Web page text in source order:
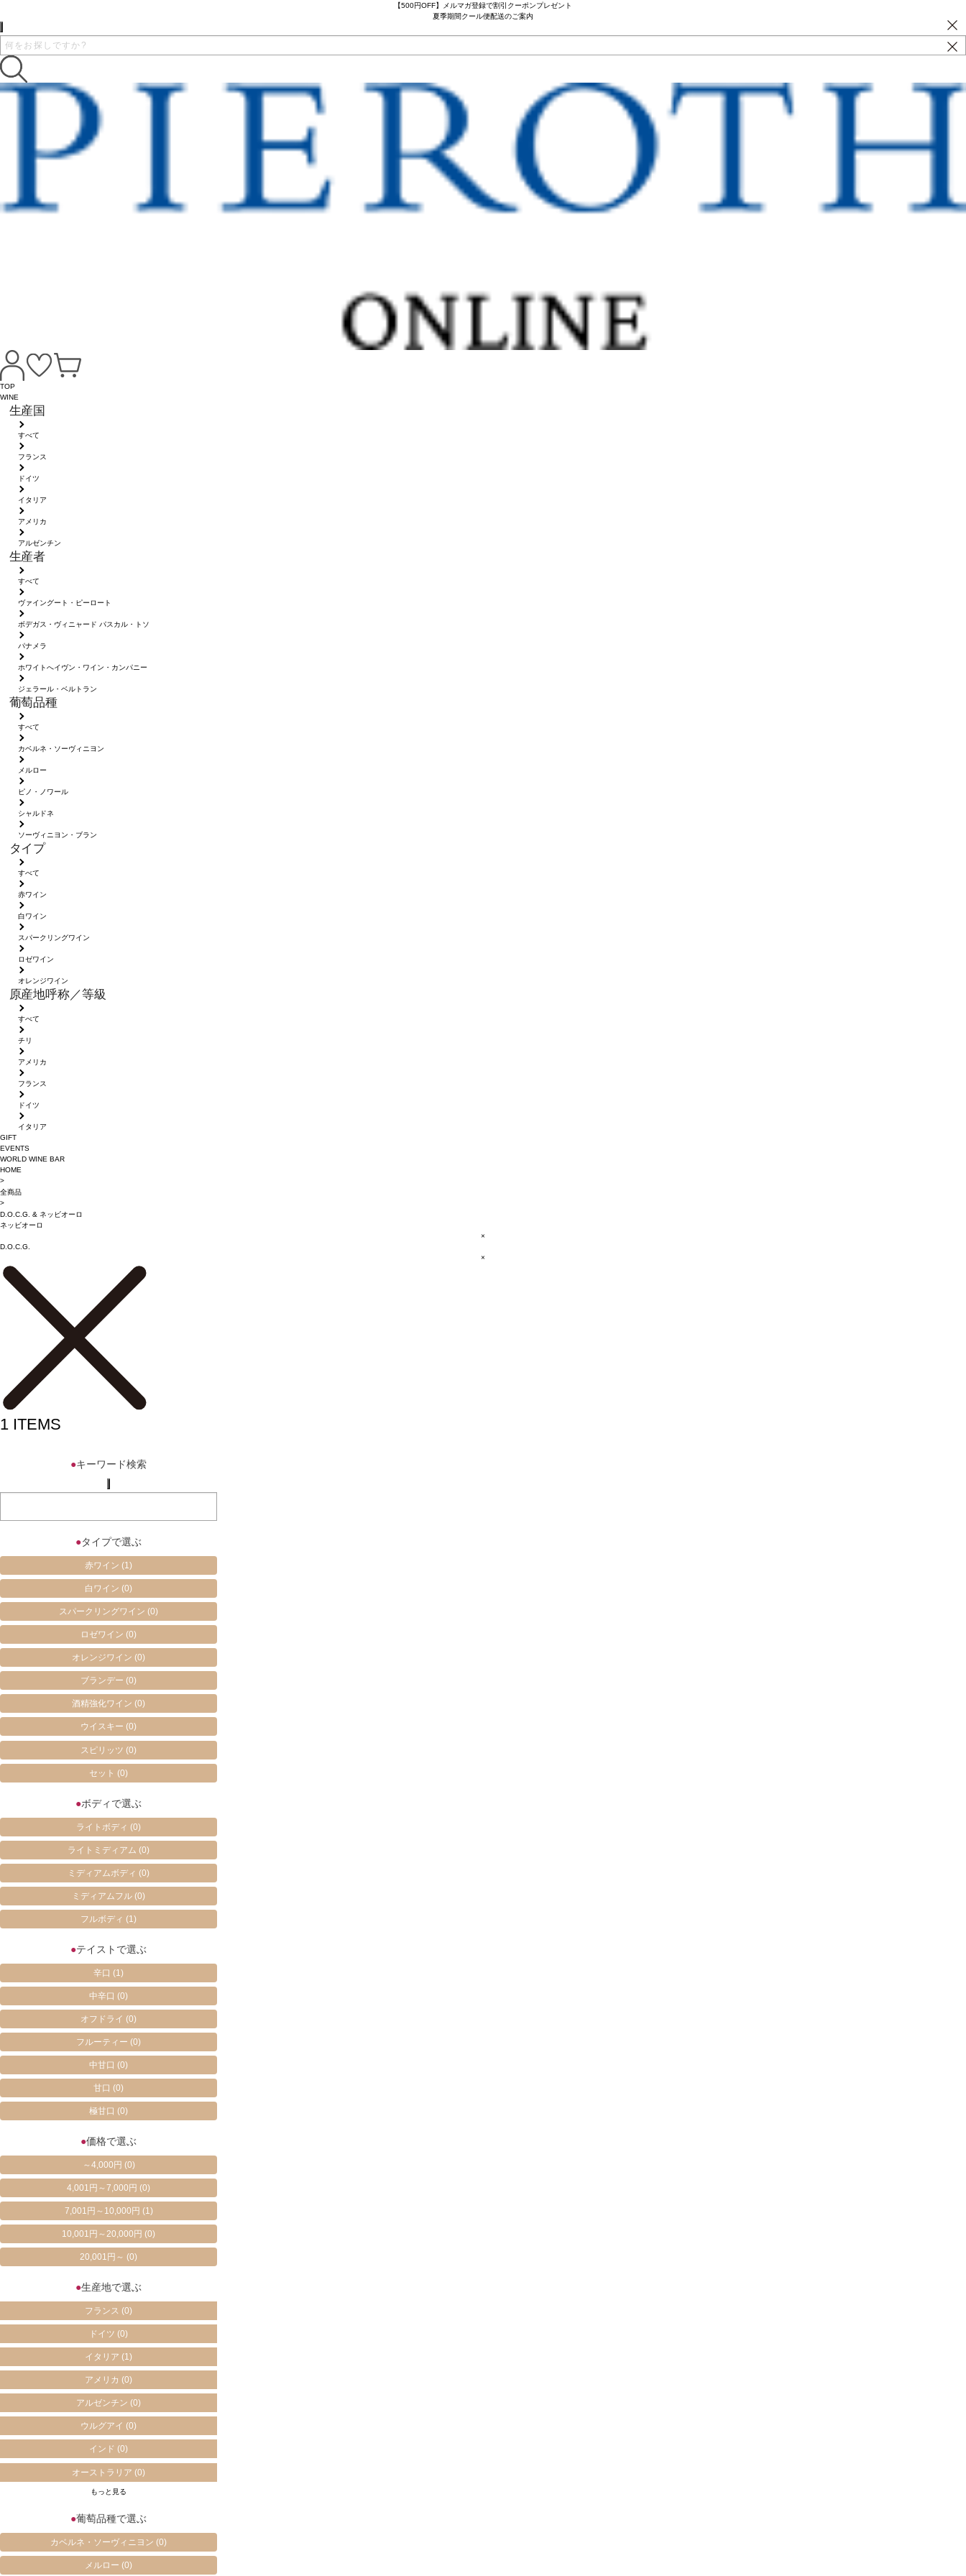
【500円OFF】メルマガ登録で割引クーポンプレゼント
夏季期間クール便配送のご案内
TOP
WINE
生産国
すべて
フランス
ドイツ
イタリア
アメリカ
アルゼンチン
生産者
すべて
ヴァイングート・ピーロート
ボデガス・ヴィニャード パスカル・トソ
パナメラ
ホワイトへイヴン・ワイン・カンパニー
ジェラール・ベルトラン
葡萄品種
すべて
カベルネ・ソーヴィニヨン
メルロー
ピノ・ノワール
シャルドネ
ソーヴィニヨン・ブラン
タイプ
すべて
赤ワイン
白ワイン
スパークリングワイン
ロゼワイン
オレンジワイン
原産地呼称／等級
すべて
チリ
アメリカ
フランス
ドイツ
イタリア
GIFT
EVENTS
WORLD WINE BAR
HOME
>
全商品
>
D.O.C.G.
& ネッビオーロ
ネッビオーロ
×
D.O.C.G.
×
1 ITEMS
●キーワード検索
●タイプで選ぶ
赤ワイン(1)
白ワイン(0)
スパークリングワイン(0)
ロゼワイン(0)
オレンジワイン(0)
ブランデー(0)
酒精強化ワイン(0)
ウイスキー(0)
スピリッツ(0)
セット(0)
●ボディで選ぶ
ライトボディ(0)
ライトミディアム(0)
ミディアムボディ(0)
ミディアムフル(0)
フルボディ(1)
●テイストで選ぶ
辛口(1)
中辛口(0)
オフドライ(0)
フルーティー(0)
中甘口(0)
甘口(0)
極甘口(0)
●価格で選ぶ
～4,000円 (0)
4,001円～7,000円(0)
7,001円～10,000円 (1)
10,001円～20,000円(0)
20,001円～(0)
●生産地で選ぶ
フランス(0)
ドイツ(0)
イタリア(1)
アメリカ(0)
アルゼンチン(0)
ウルグアイ(0)
インド(0)
オーストラリア(0)
もっと見る
●葡萄品種で選ぶ
カベルネ・ソーヴィニヨン(0)
メルロー(0)